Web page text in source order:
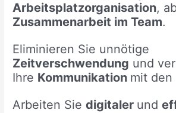
Arbeitsplatzorganisation,
Zusammenarbeit im Team.
Eliminieren Sie unnötige
Zeitverschwendung und
Ihre Kommunikation mit den
Arbeiten Siedigitaler und